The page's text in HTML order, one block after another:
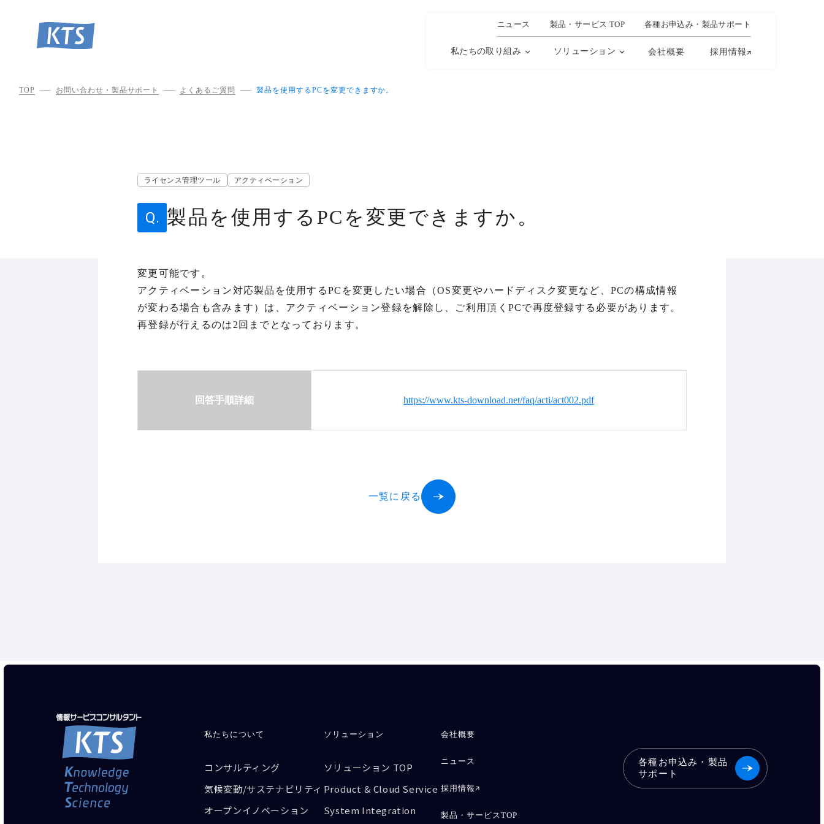
私たちの取り組み ソリューション 会社概要 採用情報
ニュース 製品・サービス TOP 各種お申込み・製品サポート
TOP お問い合わせ・製品サポート よくあるご質問 製品を使用するPCを変更できますか。
ライセンス管理ツール アクティベーション
製品を使用するPCを変更できますか。
変更可能です。
アクティベーション対応製品を使用するPCを変更したい場合（OS変更やハードディスク変更など、PCの構成情報
が変わる場合も含みます）は、アクティベーション登録を解除し、ご利用頂くPCで再度登録する必要があります。
再登録が行えるのは2回までとなっております。
回答手順詳細 https://www.kts-download.net/faq/acti/act002.pdf
一覧に戻る
私たちについて
コンサルティング
気候変動/サステナビリティ
オープンイノベーション
ソリューション
ソリューション TOP
Product & Cloud Service
System Integration
会社概要
ニュース
採用情報
製品・サービスTOP
各種お申込み・製品
サポート